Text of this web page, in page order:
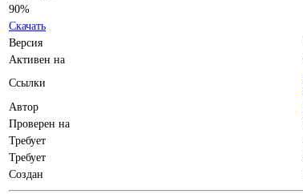
90%
Скачать
Версия
Активен на
Ссылки
Автор
Проверен на
Требует
Требует
Создан